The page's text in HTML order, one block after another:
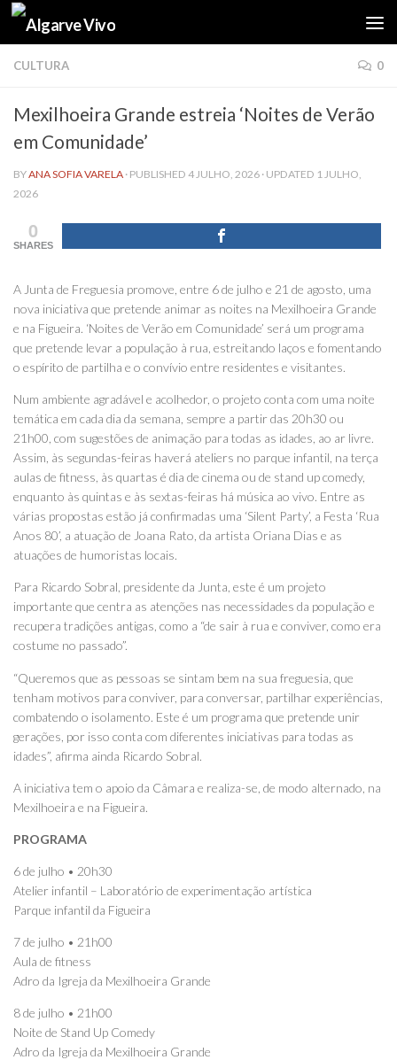
Skip to content
CULTURA 0
Mexilhoeira Grande estreia ‘Noites de Verão
em Comunidade’
BYANA SOFIA VARELA · PUBLISHED 4 JULHO, 2026 · UPDATED 1 JULHO,
2026
0
SHARES
A Junta de Freguesia promove, entre 6 de julho e 21 de agosto, uma
nova iniciativa que pretende animar as noites na Mexilhoeira Grande
e na Figueira. ‘Noites de Verão em Comunidade’ será um programa
que pretende levar a população à rua, estreitando laços e fomentando
o espírito de partilha e o convívio entre residentes e visitantes.
Num ambiente agradável e acolhedor, o projeto conta com uma noite
temática em cada dia da semana, sempre a partir das 20h30 ou
21h00, com sugestões de animação para todas as idades, ao ar livre.
Assim, às segundas-feiras haverá ateliers no parque infantil, na terça
aulas de fitness, às quartas é dia de cinema ou de stand up comedy,
enquanto às quintas e às sextas-feiras há música ao vivo. Entre as
várias propostas estão já confirmadas uma ‘Silent Party’, a Festa ‘Rua
Anos 80’, a atuação de Joana Rato, da artista Oriana Dias e as
atuações de humoristas locais.
Para Ricardo Sobral, presidente da Junta, este é um projeto
importante que centra as atenções nas necessidades da população e
recupera tradições antigas, como a “de sair à rua e conviver, como era
costume no passado”.
“Queremos que as pessoas se sintam bem na sua freguesia, que
tenham motivos para conviver, para conversar, partilhar experiências,
combatendo o isolamento. Este é um programa que pretende unir
gerações, por isso conta com diferentes iniciativas para todas as
idades”, afirma ainda Ricardo Sobral.
A iniciativa tem o apoio da Câmara e realiza-se, de modo alternado, na
Mexilhoeira e na Figueira.
PROGRAMA
6 de julho • 20h30
Atelier infantil – Laboratório de experimentação artística
Parque infantil da Figueira
7 de julho • 21h00
Aula de fitness
Adro da Igreja da Mexilhoeira Grande
8 de julho • 21h00
Noite de Stand Up Comedy
Adro da Igreja da Mexilhoeira Grande